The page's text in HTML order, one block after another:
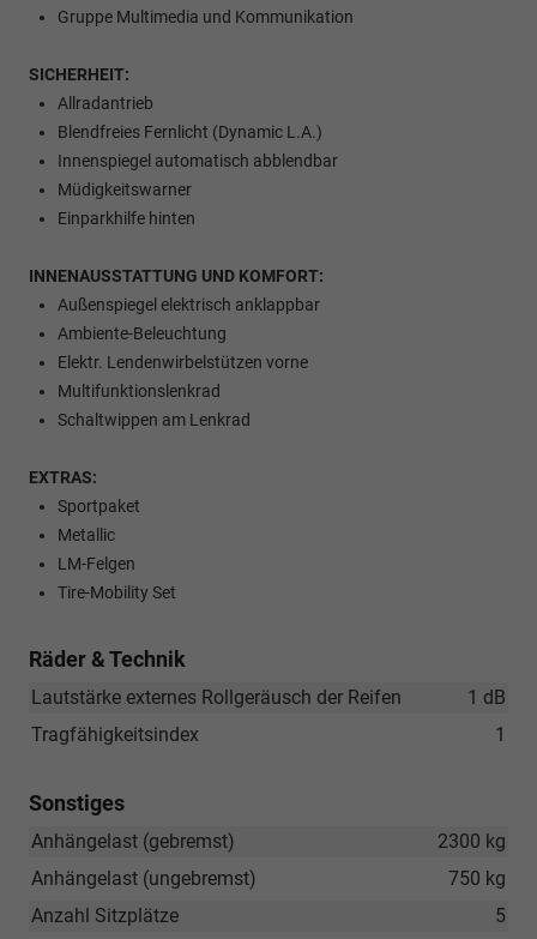
Gruppe Multimedia und Kommunikation
SICHERHEIT:
Allradantrieb
Blendfreies Fernlicht (Dynamic L.A.)
Innenspiegel automatisch abblendbar
Müdigkeitswarner
Einparkhilfe hinten
INNENAUSSTATTUNG UND KOMFORT:
Außenspiegel elektrisch anklappbar
Ambiente-Beleuchtung
Elektr. Lendenwirbelstützen vorne
Multifunktionslenkrad
Schaltwippen am Lenkrad
EXTRAS:
Sportpaket
Metallic
LM-Felgen
Tire-Mobility Set
Räder & Technik
1 dB
Lautstärke externes Rollgeräusch der Reifen
1
Tragfähigkeitsindex
Sonstiges
2300 kg
Anhängelast (gebremst)
750 kg
Anhängelast (ungebremst)
5
Anzahl Sitzplätze